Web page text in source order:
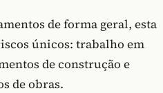
de forma geral, esta
únicos: trabalho em
de construção e
de obras.